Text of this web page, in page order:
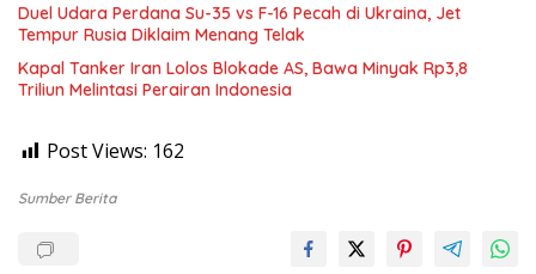
Duel Udara Perdana Su-35 vs F-16 Pecah di Ukraina, Jet
Tempur Rusia Diklaim Menang Telak
Kapal Tanker Iran Lolos Blokade AS, Bawa Minyak Rp3,8
Triliun Melintasi Perairan Indonesia
Post Views: 162
Sumber Berita